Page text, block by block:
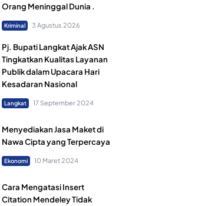
Orang Meninggal Dunia .
Kriminal 3 Agustus 2026
Pj. Bupati Langkat Ajak ASN
Tingkatkan Kualitas Layanan
Publik dalam Upacara Hari
Kesadaran Nasional
Langkat 17 September 2024
Menyediakan Jasa Maket di
Nawa Cipta yang Terpercaya
Ekonomi 10 Maret 2024
Cara Mengatasi Insert
Citation Mendeley Tidak